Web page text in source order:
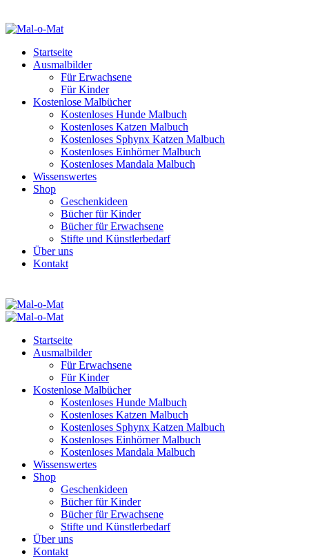
Startseite
Ausmalbilder
Für Erwachsene
Für Kinder
Kostenlose Malbücher
Kostenloses Hunde Malbuch
Kostenloses Katzen Malbuch
Kostenloses Sphynx Katzen Malbuch
Kostenloses Einhörner Malbuch
Kostenloses Mandala Malbuch
Wissenswertes
Shop
Geschenkideen
Bücher für Kinder
Bücher für Erwachsene
Stifte und Künstlerbedarf
Über uns
Kontakt
Startseite
Ausmalbilder
Für Erwachsene
Für Kinder
Kostenlose Malbücher
Kostenloses Hunde Malbuch
Kostenloses Katzen Malbuch
Kostenloses Sphynx Katzen Malbuch
Kostenloses Einhörner Malbuch
Kostenloses Mandala Malbuch
Wissenswertes
Shop
Geschenkideen
Bücher für Kinder
Bücher für Erwachsene
Stifte und Künstlerbedarf
Über uns
Kontakt